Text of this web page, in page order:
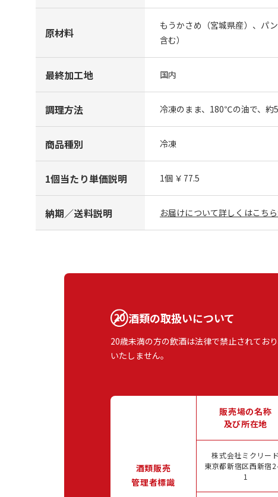
原材料
もうかさめ（宮城県産）、パ
含む）
最終加工地 国内
調理方法 冷凍のまま、180℃の油で、約
商品種別 冷凍
1個当たり単価説明 1個 ￥77.5
納期／送料説明 お届けについて詳しくはこち
酒類の取扱いについて
20歳未満の方の飲酒は法律で禁止されてお
いたしません。
酒類販売
管理者標識
販売場の名称
及び所在地
株式会社ミクリード
東京都新宿区西新宿
1